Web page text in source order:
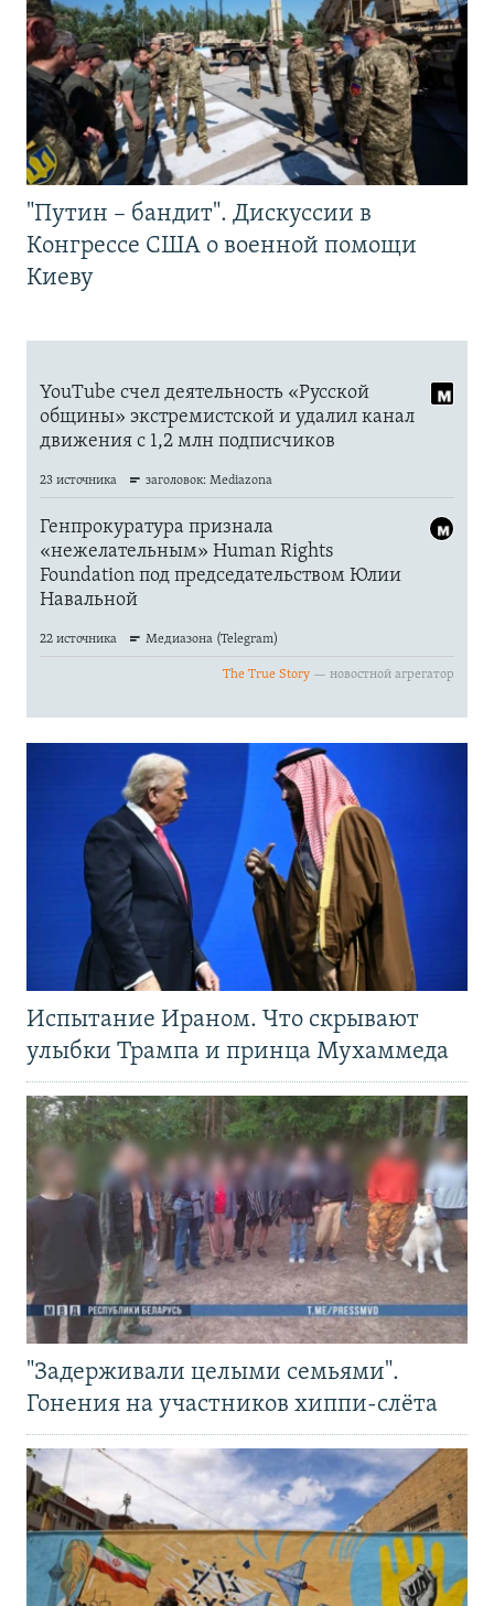
"Путин – бандит". Дискуссии в
Конгрессе США о военной помощи
Киеву
Испытание Ираном. Что скрывают
улыбки Трампа и принца Мухаммеда
"Задерживали целыми семьями".
Гонения на участников хиппи-слёта